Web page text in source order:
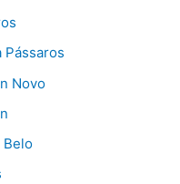
Pássaros
Novo
Belo